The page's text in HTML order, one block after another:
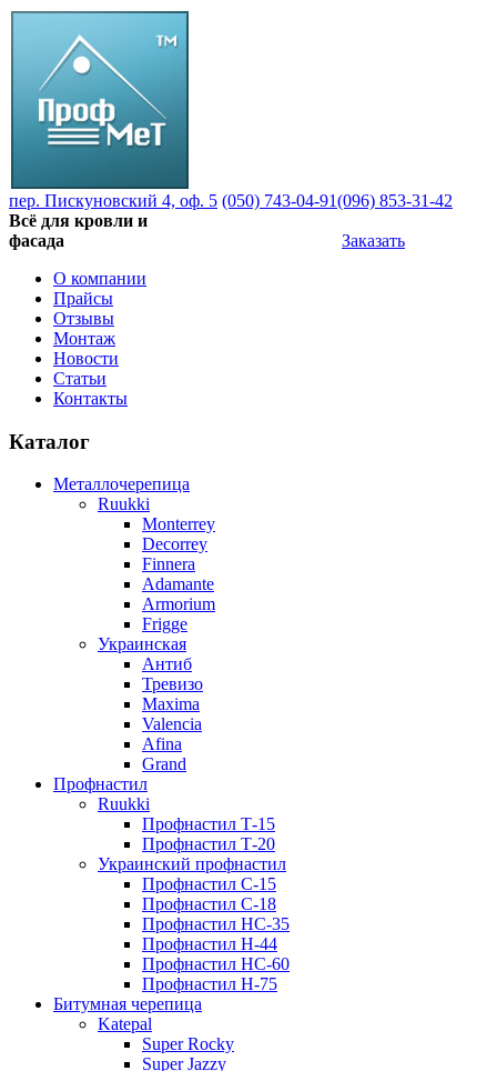
пер. Пискуновский 4, оф. 5 (050) 743-04-91(096) 853-31-42
Всё для кровли и
фасада
Заказать
О компании
Прайсы
Отзывы
Монтаж
Новости
Статьи
Контакты
Каталог
Металлочерепица
Ruukki
Monterrey
Decorrey
Finnera
Adamante
Armorium
Frigge
Украинская
Антиб
Тревизо
Maxima
Valencia
Afina
Grand
Профнастил
Ruukki
Профнастил Т-15
Профнастил Т-20
Украинский профнастил
Профнастил С-15
Профнастил С-18
Профнастил НС-35
Профнастил Н-44
Профнастил НС-60
Профнастил Н-75
Битумная черепица
Katepal
Super Rocky
Super Jazzy